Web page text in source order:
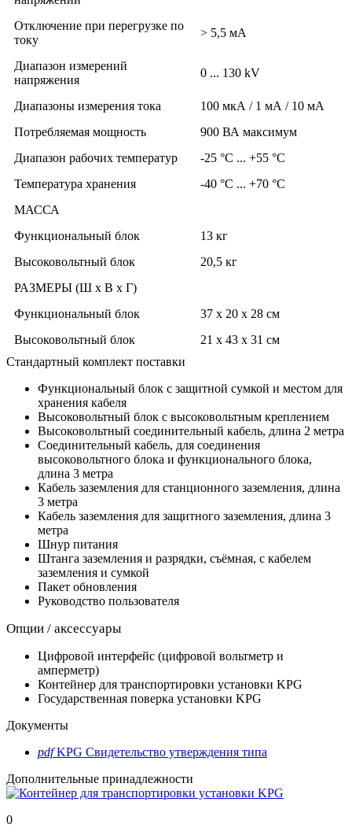
Отключение при перегрузке по
току
> 5,5 мА
Диапазон измерений
напряжения
0 ... 130 kV
Диапазоны измерения тока
100 мкА / 1 мА / 10 мА
Потребляемая мощность
900 ВА максимум
Диапазон рабочих температур
-25 °C ... +55 °C
Температура хранения
-40 °C ... +70 °C
МАССА
Функциональный блок
13 кг
Высоковольтный блок
20,5 кг
РАЗМЕРЫ (Ш х В х Г)
Функциональный блок
37 x 20 x 28 см
Высоковольтный блок
21 x 43 x 31 см
Стандартный комплект поставки
Функциональный блок с защитной сумкой и местом для
хранения кабеля
Высоковольтный блок с высоковольтным креплением
Высоковольтный соединительный кабель, длина 2 метра
Соединительный кабель, для соединения
высоковольтного блока и функционального блока,
длина 3 метра
Кабель заземления для станционного заземления, длина
3 метра
Кабель заземления для защитного заземления, длина 3
метра
Шнур питания
Штанга заземления и разрядки, съёмная, с кабелем
заземления и сумкой
Пакет обновления
Руководство пользователя
Опции / аксессуары
Цифровой интерфейс (цифровой вольтметр и
амперметр)
Контейнер для транспортировки установки KPG
Государственная поверка установки KPG
Документы
pdf KPG Свидетельство утверждения типа
Дополнительные принадлежности
0